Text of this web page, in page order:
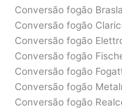
Conversão fogão
Conversão fogão
Conversão fogão
Conversão fogão
Conversão fogão
Conversão fogão
Conversão fogão